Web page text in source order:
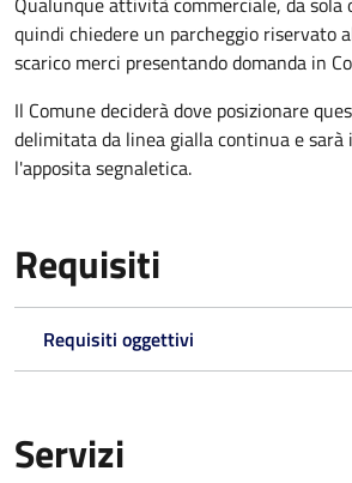
quindi chiedere un parcheggio riservato
scarico merci presentando domanda in
Il Comune deciderà dove posizionare
delimitata da linea gialla continua e sarà
l'apposita segnaletica.
Requisiti
Requisiti oggettivi
Servizi